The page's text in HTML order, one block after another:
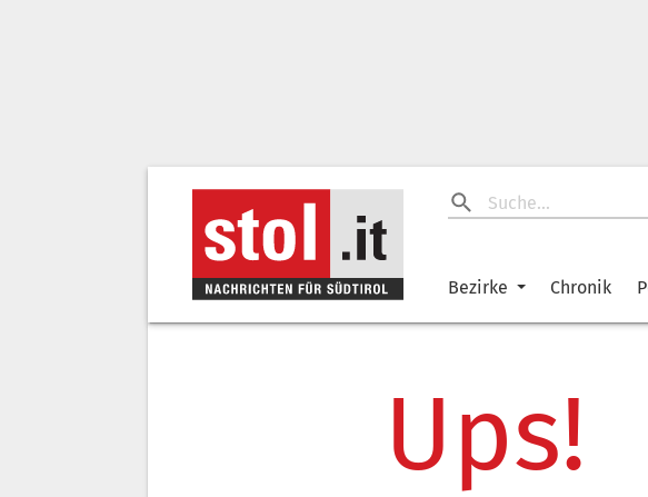
Bezirke Chronik
Ups!